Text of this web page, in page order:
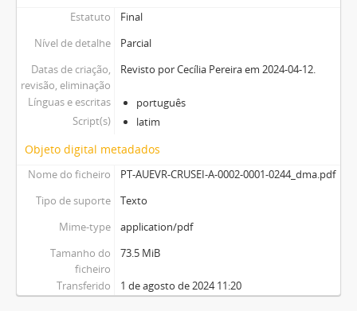
Estatuto
Final
Nível de detalhe
Parcial
Datas de criação,
revisão, eliminação
Revisto por Cecília Pereira em 2024-04-12.
Línguas e escritas
português
Script(s)
latim
Objeto digital metadados
Nome do ficheiro
PT-AUEVR-CRUSEI-A-0002-0001-0244_dma.pdf
Tipo de suporte
Texto
Mime-type
application/pdf
Tamanho do
ficheiro
73.5 MiB
Transferido 1 de agosto de 2024 11:20